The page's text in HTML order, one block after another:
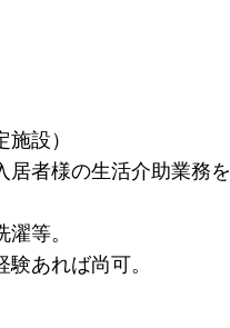
設）
者様の生活介助業務を
等。
あれば尚可。